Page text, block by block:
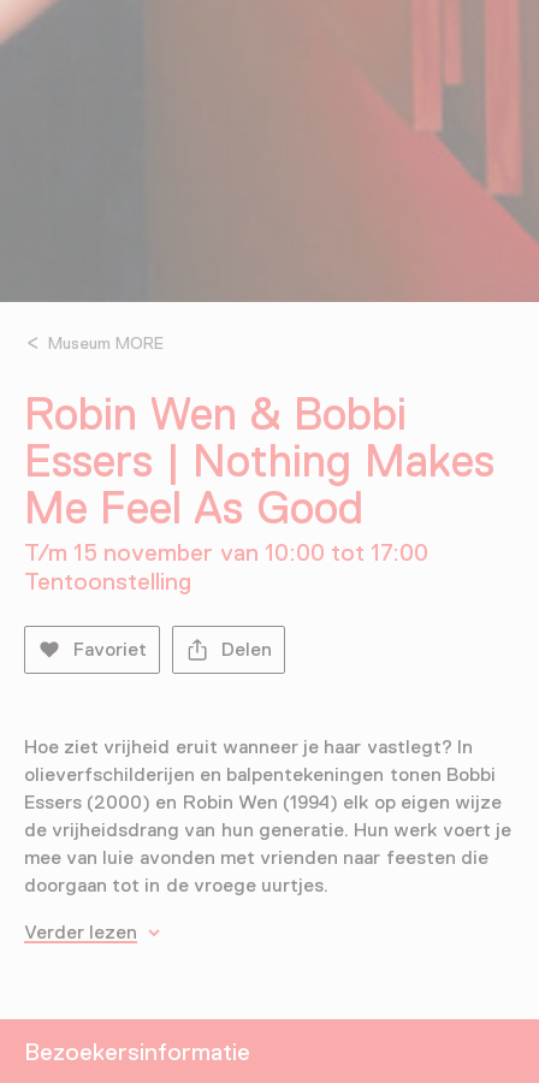
Museum MORE
Robin Wen & Bobbi
Essers | Nothing Makes
Me Feel As Good
T/m 15 november van 10:00 tot 17:00
Tentoonstelling
Favoriet Delen
Hoe ziet vrijheid eruit wanneer je haar vastlegt? In
olieverfschilderijen en balpentekeningen tonen Bobbi
Essers (2000) en Robin Wen (1994) elk op eigen wijze
de vrijheidsdrang van hun generatie. Hun werk voert je
mee van luie avonden met vrienden naar feesten die
doorgaan tot in de vroege uurtjes.
Verder lezen
Bezoekersinformatie